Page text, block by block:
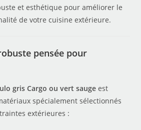
et esthétique pour améliorer le
de votre cuisine extérieure.
pensée pour
gris Cargo ou vert sauge est
spécialement sélectionnés
extérieures :